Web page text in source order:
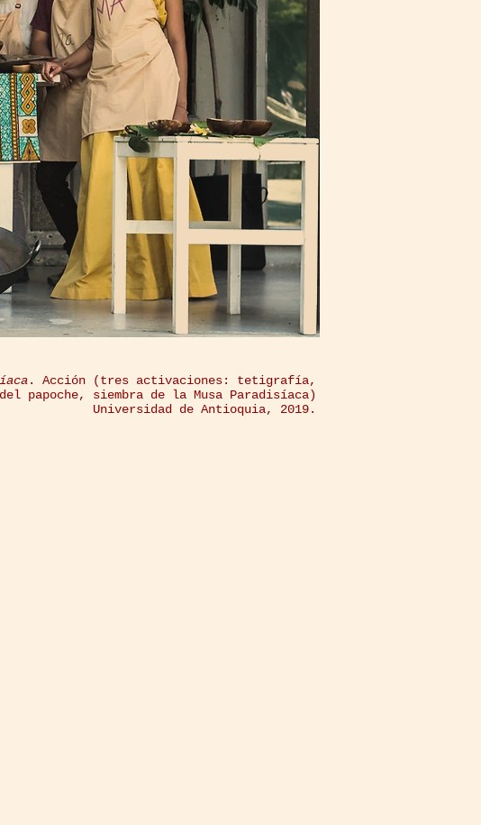
. Acción (tres activaciones: tetigrafía,
papoche, siembra de la Musa Paradisíaca)
Universidad de Antioquia, 2019.